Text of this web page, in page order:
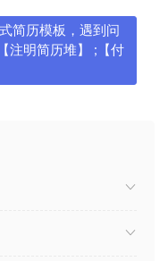
简历模板，遇到问
注明简历堆】 ;【付